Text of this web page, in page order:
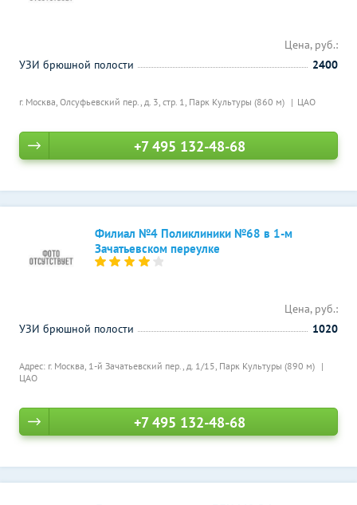
г. Москва, Олсуфьевский пер., д. 3, стр. 1, Парк Культуры (860 м) ЦАО
Цена, руб.:
УЗИ брюшной полости
2400
+7 495 132-48-68
Филиал №4 Поликлиники №68 в 1-м
Зачатьевском переулке
Адрес: г. Москва, 1-й Зачатьевский пер., д. 1/15, Парк Культуры (890 м)
ЦАО
Цена, руб.:
УЗИ брюшной полости
1020
+7 495 132-48-68